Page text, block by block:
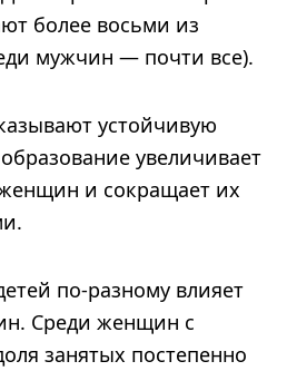
более восьми из
мужчин — почти все).
устойчивую
увеличивает
и сокращает их
по-разному влияет
Среди женщин с
занятых постепенно